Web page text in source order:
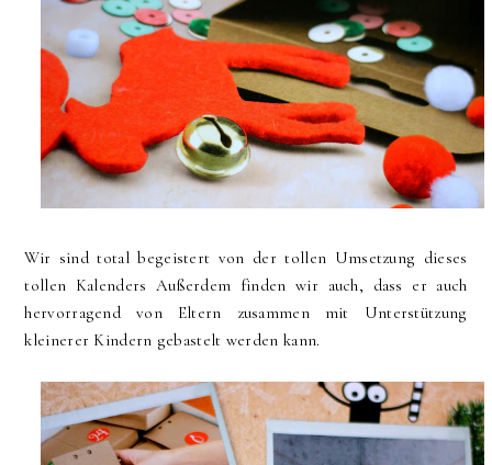
Wir sind total begeistert von der tollen Umsetzung dieses
tollen Kalenders Außerdem finden wir auch, dass er auch
hervorragend von Eltern zusammen mit Unterstützung
kleinerer Kindern gebastelt werden kann.